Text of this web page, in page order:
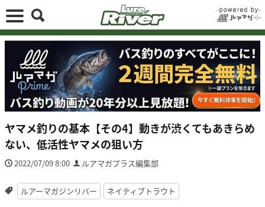
ヤマメ釣りの基本【その4】動きが渋くてもあきらめ
ない、低活性ヤマメの狙い方
2022/07/09 8:00 ルアマガプラス編集部
ルアーマガジンリバー ネイティブトラウト